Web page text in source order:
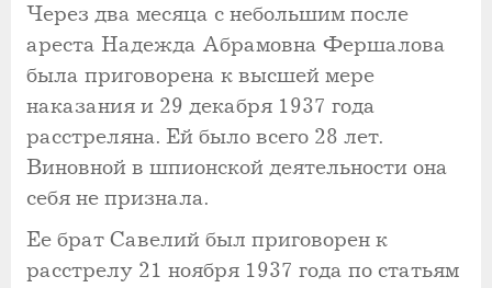
Через два месяца с небольшим после
ареста Надежда Абрамовна Фершалова
была приговорена к высшей мере
наказания и 29 декабря 1937 года
расстреляна. Ей было всего 28 лет.
Виновной в шпионской деятельности она
себя не признала.
Ее брат Савелий был приговорен к
расстрелу 21 ноября 1937 года по статьям